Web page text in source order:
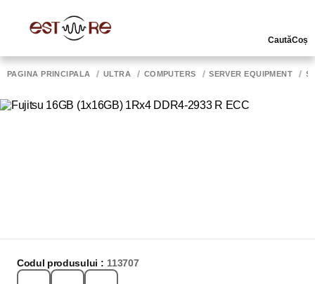
CautăCoș
PAGINA PRINCIPALĂ ULTRA COMPUTERS SERVER EQUIPMENT
Codul produsului : 113707